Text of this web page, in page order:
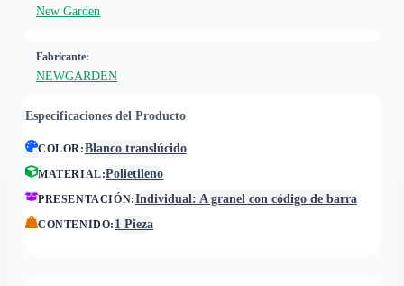
New Garden
Fabricante:
NEWGARDEN
Especificaciones del Producto
COLOR:Blanco translúcido
MATERIAL:Polietileno
PRESENTACIÓN:Individual: A granel con código de barra
CONTENIDO: 1 Pieza